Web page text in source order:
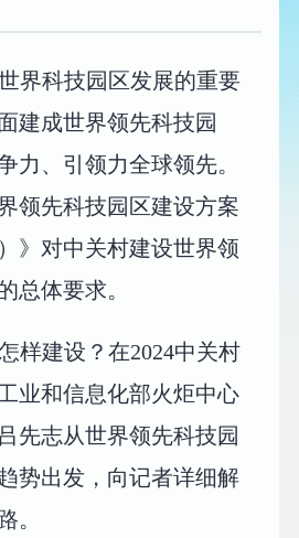
界科技园区发展的重要
建成世界领先科技园
力、引领力全球领先。
领先科技园区建设方案
》对中关村建设世界领
总体要求。
样建设？在2024中关村
业和信息化部火炬中心
先志从世界领先科技园
势出发，向记者详细解
。